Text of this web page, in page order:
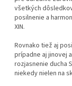
všetkých
posilnenie a
XIN.
Rovnako tiež aj
prípadne aj jinovej
rozjasnenie ducha
niekedy nielen na